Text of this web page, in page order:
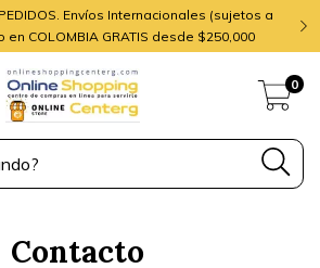
Envíos Internacionales (sujetos a
en COLOMBIA GRATIS desde $250,000
0
Contacto